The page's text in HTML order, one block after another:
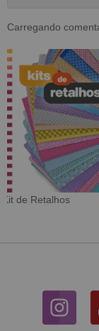
Carregando
Tecido Digital